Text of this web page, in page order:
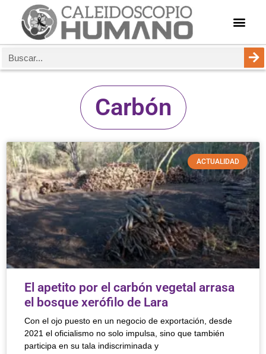
Carbón
ACTUALIDAD
El apetito por el carbón vegetal arrasa
el bosque xerófilo de Lara
Con el ojo puesto en un negocio de exportación, desde
2021 el oficialismo no solo impulsa, sino que también
participa en su tala indiscriminada y